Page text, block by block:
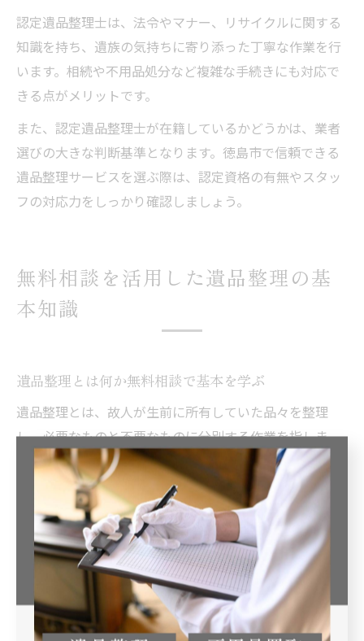
認定遺品整理士は、法令やマナー、リサイクルに関する
知識を持ち、遺族の気持ちに寄り添った丁寧な作業を行
います。相続や不用品処分など複雑な手続きにも対応で
きる点がメリットです。
また、認定遺品整理士が在籍しているかどうかは、業者
選びの大きな判断基準となります。徳島市で信頼できる
遺品整理サービスを選ぶ際は、認定資格の有無やスタッ
フの対応力をしっかり確認しましょう。
無料相談を活用した遺品整理の基
本知識
遺品整理とは何か無料相談で基本を学ぶ
遺品整理とは、故人が生前に所有していた品々を整理
し、必要なものと不要なものに分別する作業を指しま
す。特に初めて遺品整理を行う方にとっては、何から始
めればよいか分からない場合が多く、不安や戸惑いを感
じやすいものです。
無料相談を活用することで、遺品整理の流れや注意点、
必要な手続きについて専門家からアドバイスを受けられ
ます。例えば、徳島県徳島市で遺品整理を検討している
方は、地域の分別ルールや供養の風習にも配慮した方法